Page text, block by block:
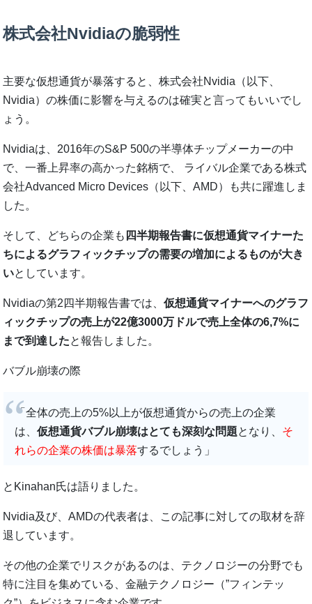
株式会社Nvidiaの脆弱性
主要な仮想通貨が暴落すると、株式会社Nvidia（以下、
Nvidia）の株価に影響を与えるのは確実と言ってもいいでし
ょう。
Nvidiaは、2016年のS&P 500の半導体チップメーカーの中
で、一番上昇率の高かった銘柄で、 ライバル企業である株式
会社Advanced Micro Devices（以下、AMD）も共に躍進しま
した。
そして、どちらの企業も 四半期報告書に仮想通貨マイナーた
ちによるグラフィックチップの需要の増加によるものが大き
いとしています。
Nvidiaの第2四半期報告書では、仮想通貨マイナーへのグラフ
ィックチップの売上が22億3000万ドルで売上全体の6,7%に
まで到達したと報告しました。
バブル崩壊の際
「全体の売上の5%以上が仮想通貨からの売上の企業
は、仮想通貨バブル崩壊はとても深刻な問題となり、 そ
れらの企業の株価は暴落するでしょう」
とKinahan氏は語りました。
Nvidia及び、AMDの代表者は、この記事に対しての取材を辞
退しています。
その他の企業でリスクがあるのは、テクノロジーの分野でも
特に注目を集めている、金融テクノロジー（”フィンテッ